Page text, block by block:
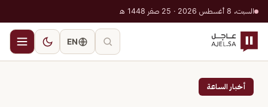
السبت، 8 أغسطس 2026 · 25 صفر 1448 هـ
EN
أخبار الساعة